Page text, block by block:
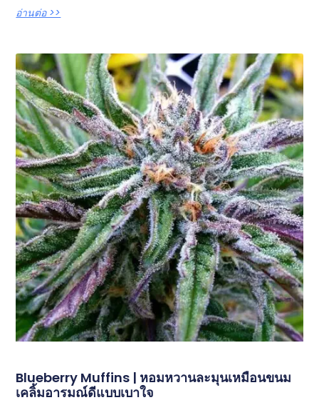
อ่านต่อ >>
Blueberry Muffins | หอมหวานละมุนเหมือนขนม
เคลิ้มอารมณ์ดีแบบเบาใจ